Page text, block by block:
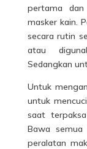
pertama
masker kain.
secara rutin
atau
Sedangkan
Untuk
untuk
saat
Bawa semua
peralatan